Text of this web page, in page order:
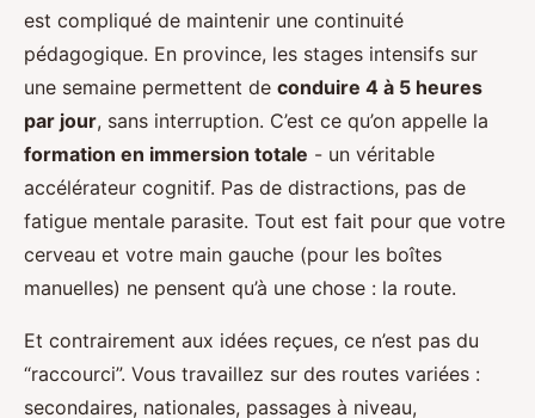
est compliqué de maintenir une continuité
pédagogique. En province, les stages intensifs sur
une semaine permettent de conduire 4 à 5 heures
par jour, sans interruption. C’est ce qu’on appelle la
formation en immersion totale - un véritable
accélérateur cognitif. Pas de distractions, pas de
fatigue mentale parasite. Tout est fait pour que votre
cerveau et votre main gauche (pour les boîtes
manuelles) ne pensent qu’à une chose : la route.
Et contrairement aux idées reçues, ce n’est pas du
“raccourci”. Vous travaillez sur des routes variées :
secondaires, nationales, passages à niveau,